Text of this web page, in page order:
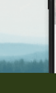
Quest